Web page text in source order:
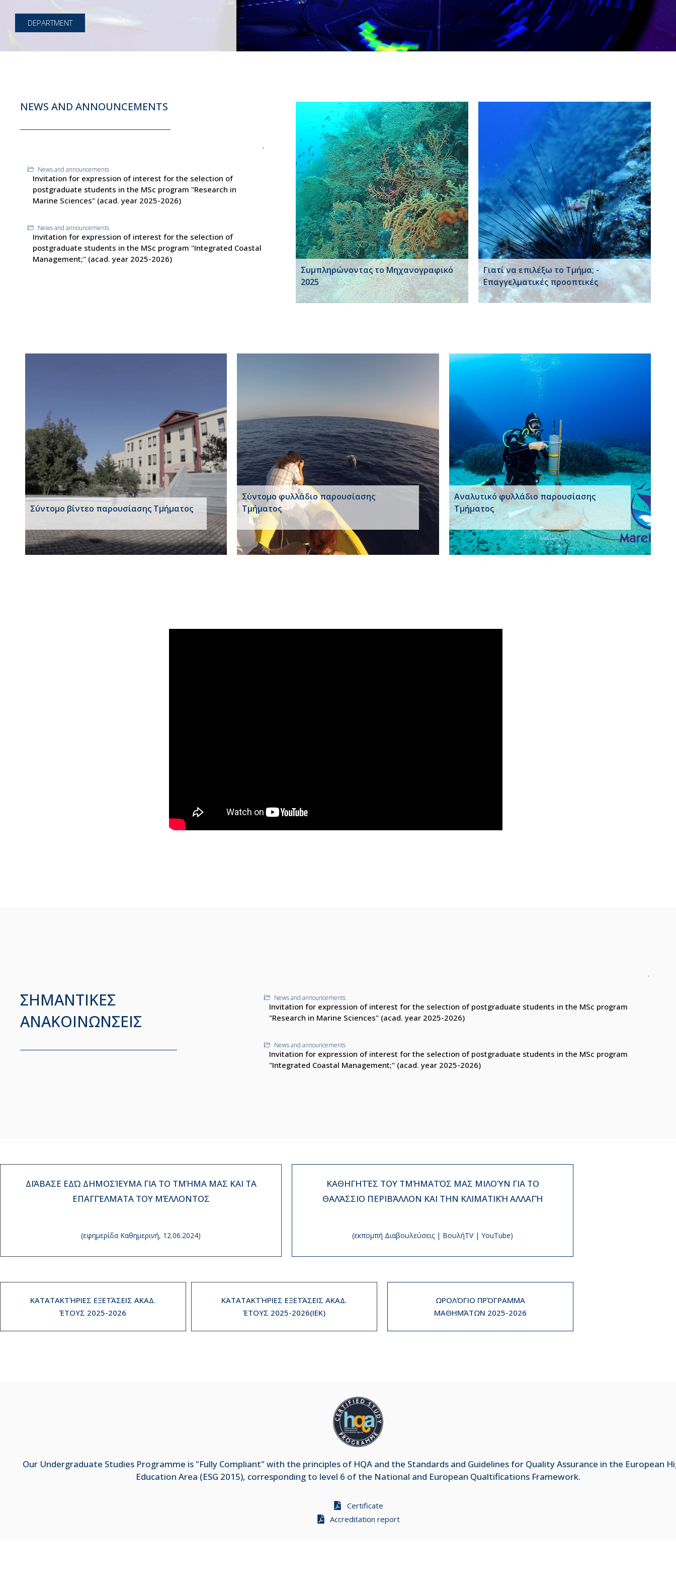
DEPARTMENT
NEWS AND ANNOUNCEMENTS
News and announcements
Invitation for expression of interest for the selection of
postgraduate students in the MSc program "Research in
Marine Sciences" (acad. year 2025-2026)
News and announcements
Invitation for expression of interest for the selection of
postgraduate students in the MSc program "Integrated Coastal
Management;" (acad. year 2025-2026)
Συμπληρώνοντας το Μηχανογραφικό
2025
Γιατί να επιλέξω το Τμήμα; -
Επαγγελματικές προοπτικές
Σύντομο βίντεο παρουσίασης Τμήματος
Σύντομο φυλλάδιο παρουσίασης
Τμήματος
Αναλυτικό φυλλάδιο παρουσίασης
Τμήματος
ΣΗΜΑΝΤΙΚΕΣ
ΑΝΑΚΟΙΝΩΝΣΕΙΣ
News and announcements
Invitation for expression of interest for the selection of postgraduate students in the MSc program
"Research in Marine Sciences" (acad. year 2025-2026)
News and announcements
Invitation for expression of interest for the selection of postgraduate students in the MSc program
"Integrated Coastal Management;" (acad. year 2025-2026)
ΔΙΆΒΑΣΕ ΕΔΏ ΔΗΜΟΣΊΕΥΜΑ ΓΙΑ ΤΟ ΤΜΉΜΑ ΜΑΣ ΚΑΙ ΤΑ
ΕΠΑΓΓΈΛΜΑΤΑ ΤΟΥ ΜΈΛΛΟΝΤΟΣ
(εφημερίδα Καθημερινή, 12.06.2024)
ΚΑΘΗΓΗΤΈΣ ΤΟΥ ΤΜΉΜΑΤΌΣ ΜΑΣ ΜΙΛΟΎΝ ΓΙΑ ΤΟ
ΘΑΛΆΣΣΙΟ ΠΕΡΙΒΆΛΛΟΝ ΚΑΙ ΤΗΝ ΚΛΙΜΑΤΙΚΉ ΑΛΛΑΓΉ
(εκπομπή Διαβουλεύσεις | ΒουλήTV | YouTube)
ΚΑΤΑΤΑΚΤΉΡΙΕΣ ΕΞΕΤΆΣΕΙΣ ΑΚΑΔ.
ΈΤΟΥΣ 2025-2026
ΚΑΤΑΤΑΚΤΉΡΙΕΣ ΕΞΕΤΆΣΕΙΣ ΑΚΑΔ.
ΈΤΟΥΣ 2025-2026(IEK)
ΩΡΟΛΌΓΙΟ ΠΡΌΓΡΑΜΜΑ
ΜΑΘΗΜΆΤΩΝ 2025-2026
Our Undergraduate Studies Programme is "Fully Compliant" with the principles of HQA and the Standards and Guidelines for Quality Assurance in the European
Education Area (ESG 2015), corresponding to level 6 of the National and European Qualtifications Framework.
Certificate
Accreditation report